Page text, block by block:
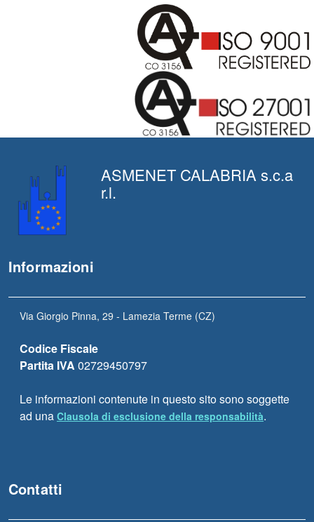
ASMENET CALABRIA s.c.a
r.l.
Informazioni
Via Giorgio Pinna, 29 - Lamezia Terme (CZ)
Codice Fiscale
Partita IVA 02729450797
Le informazioni contenute in questo sito sono soggette
ad una Clausola di esclusione della responsabilità.
Contatti